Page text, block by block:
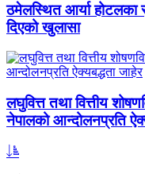
ठमेलस्थित आर्या होटलका
दिएको खुलासा
लघुवित्त तथा वित्तीय
नेपालको आन्दोलनप्रति